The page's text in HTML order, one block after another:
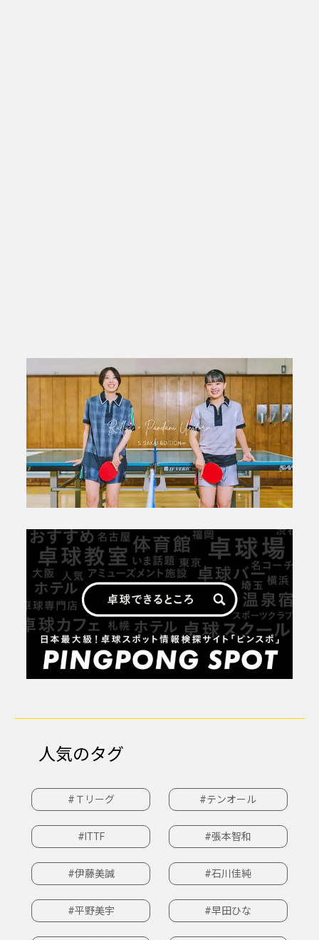
人気のタグ
#Ｔリーグ #テンオール
#ITTF #張本智和
#伊藤美誠 #石川佳純
#平野美宇 #早田ひな